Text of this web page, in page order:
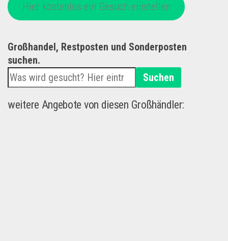
Hier kostenlos ein Gesuch einstellen
Großhandel, Restposten und Sonderposten
suchen.
Suchen
weitere Angebote von diesen Großhändler: